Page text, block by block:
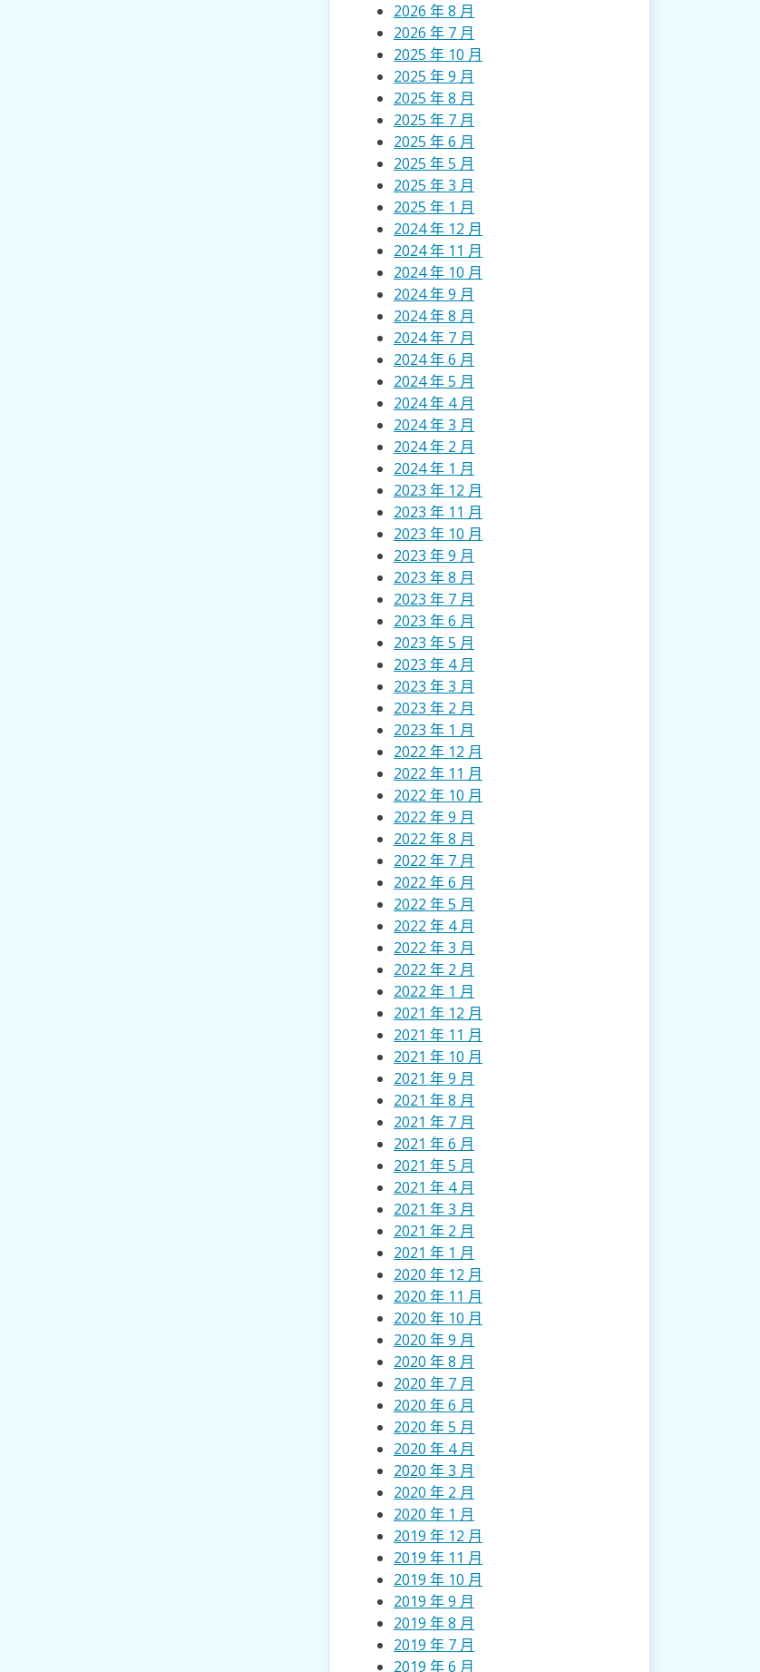
2026 年 8 月
2026 年 7 月
2025 年 10 月
2025 年 9 月
2025 年 8 月
2025 年 7 月
2025 年 6 月
2025 年 5 月
2025 年 3 月
2025 年 1 月
2024 年 12 月
2024 年 11 月
2024 年 10 月
2024 年 9 月
2024 年 8 月
2024 年 7 月
2024 年 6 月
2024 年 5 月
2024 年 4 月
2024 年 3 月
2024 年 2 月
2024 年 1 月
2023 年 12 月
2023 年 11 月
2023 年 10 月
2023 年 9 月
2023 年 8 月
2023 年 7 月
2023 年 6 月
2023 年 5 月
2023 年 4 月
2023 年 3 月
2023 年 2 月
2023 年 1 月
2022 年 12 月
2022 年 11 月
2022 年 10 月
2022 年 9 月
2022 年 8 月
2022 年 7 月
2022 年 6 月
2022 年 5 月
2022 年 4 月
2022 年 3 月
2022 年 2 月
2022 年 1 月
2021 年 12 月
2021 年 11 月
2021 年 10 月
2021 年 9 月
2021 年 8 月
2021 年 7 月
2021 年 6 月
2021 年 5 月
2021 年 4 月
2021 年 3 月
2021 年 2 月
2021 年 1 月
2020 年 12 月
2020 年 11 月
2020 年 10 月
2020 年 9 月
2020 年 8 月
2020 年 7 月
2020 年 6 月
2020 年 5 月
2020 年 4 月
2020 年 3 月
2020 年 2 月
2020 年 1 月
2019 年 12 月
2019 年 11 月
2019 年 10 月
2019 年 9 月
2019 年 8 月
2019 年 7 月
2019 年 6 月